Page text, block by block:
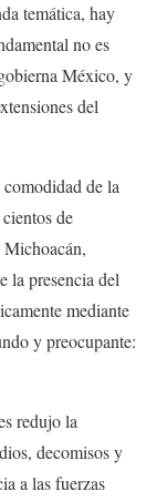
temática, hay
no es
México, y
del
de la
de
Michoacán,
la presencia del
mediante
y preocupante:
redujo la
decomisos y
a las fuerzas